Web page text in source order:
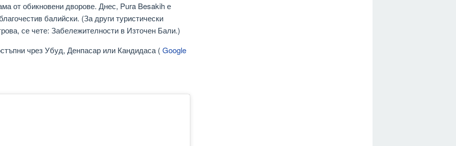
от обикновени дворове. Днес, Pura Besakih е
балийски. (За други туристически
се чете: Забележителности в Източен Бали.)
чрез Убуд, Денпасар или Кандидаса (Google